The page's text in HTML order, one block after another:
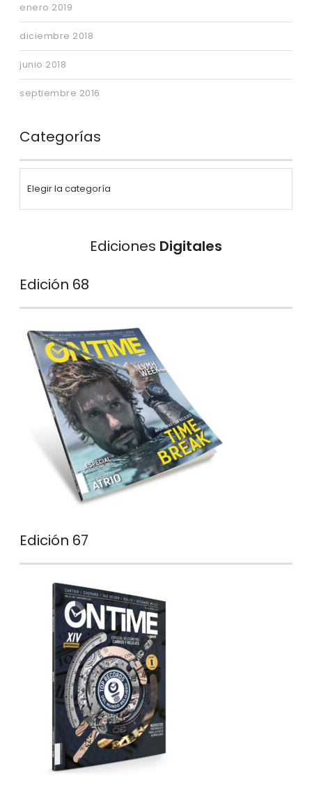
enero 2019
diciembre 2018
junio 2018
septiembre 2016
Categorías
Ediciones Digitales
Edición 68
Edición 67